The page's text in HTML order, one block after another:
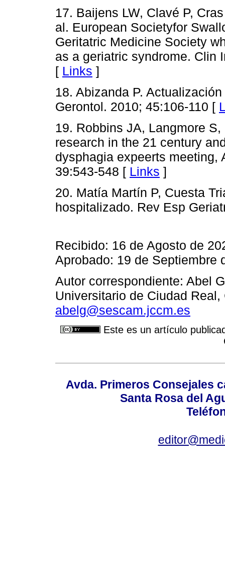
17. Baijens LW, Clavé P,
al. European Societyfor
Geritatric Medicine Society
as a geriatric syndrome. Clin
[ Links ]
18. Abizanda P.
Gerontol. 2010; 45:106-110 [
19. Robbins JA, Langmore
research in the 21 century
dysphagia expeerts meeting,
39:543-548 [ Links ]
20. Matía Martín P, Cuesta
hospitalizado. Rev Esp
Recibido: 16 de Agosto de
Aprobado: 19 de Septiembre
Autor correspondiente: Abel
Universitario de Ciudad
abelg@sescam.jccm.es
Este es un artículo
Avda. Primeros Consejales
Santa Rosa del